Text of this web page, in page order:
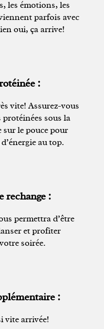
les émotions, les
parfois avec
oui, ça arrive!
:
vite! Assurez-vous
sous la
sur le pouce pour
au top.
rechange :
permettra d’être
et profiter
soirée.
:
vite arrivée!